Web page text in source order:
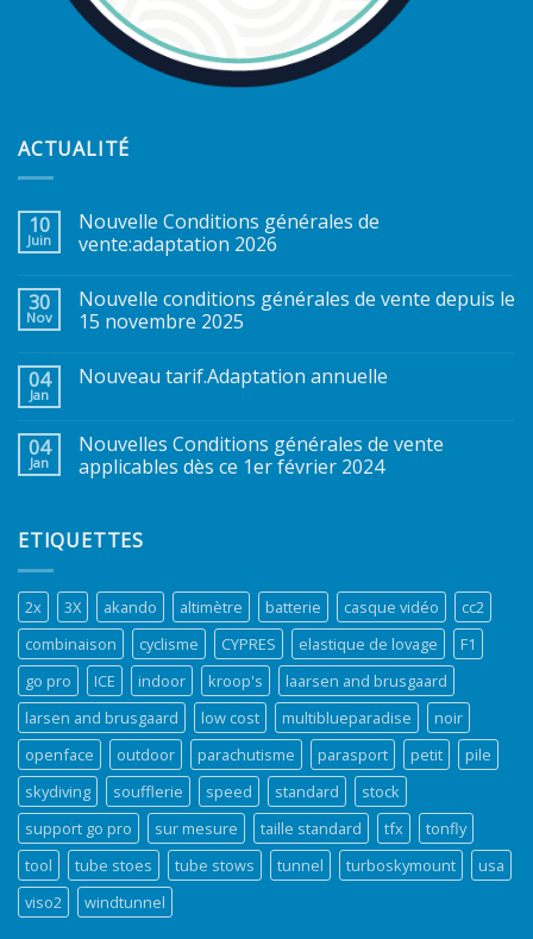
ACTUALITÉ
10
Juin
Nouvelle Conditions générales de
vente:adaptation 2026
30
Nov
Nouvelle conditions générales de vente depuis le
15 novembre 2025
04
Jan
Nouveau tarif.Adaptation annuelle
04
Jan
Nouvelles Conditions générales de vente
applicables dès ce 1er février 2024
ETIQUETTES
2x 3X akando altimètre batterie casque vidéo
cc2
combinaison
cyclisme CYPRES elastique de lovage
F1
go pro
ICE indoor kroop's
laarsen and brusgaard
larsen and brusgaard
low cost multiblueparadise
noir
openface
outdoor parachutisme parasport petit
pile
skydiving
soufflerie speed standard
stock
support go pro
sur mesure taille standard tfx
tonfly
tool
tube stoes tube stows tunnel turboskymount
usa
viso2
windtunnel